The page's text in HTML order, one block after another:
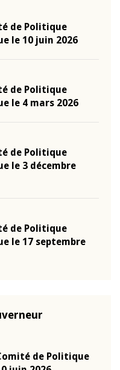
de Politique
le 10 juin 2026
de Politique
le 4 mars 2026
de Politique
le 3 décembre
de Politique
le 17 septembre
de Politique